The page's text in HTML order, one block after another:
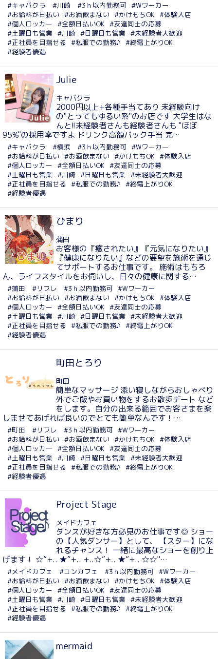
#キャバクラ #川崎 #3ｈ以内勤務可 #Wワーカー
#お給料が日払い #お酒飲まない #かけもちOK #体験入店
#個人ロッカー
#全額日払いOK #友達同士の応募
#土曜日も営業 #川崎 #日曜日も営業 #未経験者大歓迎
#正社員を目指せる #私服での勤務♪ #終電上がりOK
#経験者優遇
Julie
キャバクラ
2000円以上+各種手当てあり 未経験向け
の"とってもゆるい系"のお店です 大学生はな
んと!!未経験者さんも経験者さんも "ほぼ
95%"の採用率ですよ ドリンク高額バック手当 完…
#キャバクラ #横浜 #3ｈ以内勤務可 #Wワーカー
#お給料が日払い #お酒飲まない #かけもちOK #体験入店
#個人ロッカー
#全額日払いOK #友達同士の応募
#土曜日も営業 #川崎 #日曜日も営業 #未経験者大歓迎
#正社員を目指せる #私服での勤務♪ #終電上がりOK
#経験者優遇
ひまり
蒲田
お客様の『癒されたい』『元気になりたい』
『健康になりたい』などの要望を施術を通じ
てサポートするお仕事です。 施術はもちろ
ん、ライフスタイルをお伺いし、日々の健康に関する…
#蒲田 #リフレ #3ｈ以内勤務可 #Wワーカー
#お給料が日払い #お酒飲まない #かけもちOK #体験入店
#個人ロッカー
#全額日払いOK #友達同士の応募
#土曜日も営業 #川崎 #日曜日も営業 #未経験者大歓迎
#正社員を目指せる #私服での勤務♪ #終電上がりOK
#経験者優遇
町田とろり
町田
簡単なマッサージ 添い寝しながらおしゃべり
外でご飯やお買い物をするお散歩デート など
をします。自分の出来る範囲でお客さまを楽
しませてあげれば良いのでとても簡単なんです！…
#町田 #リフレ #3ｈ以内勤務可 #Wワーカー
#お給料が日払い #お酒飲まない #かけもちOK #体験入店
#個人ロッカー
#全額日払いOK #友達同士の応募
#土曜日も営業 #川崎 #日曜日も営業 #未経験者大歓迎
#正社員を目指せる #私服での勤務♪ #終電上がりOK
#経験者優遇
Project Stage
メイドカフェ
ダンスが好きな方必見のお仕事です◎ ショー
の【人気ダンサー】として、 【スター】にな
れるチャンス！ 一緒に最高なショーを創り上
げます！ ☆”+.. ★”+.. +..☆”+.. ★”+.. ☆☆"…
#メイドカフェ #コンカフェ #3ｈ以内勤務可 #Wワーカー
#お給料が日払い #お酒飲まない #かけもちOK #体験入店
#個人ロッカー
#全額日払いOK #友達同士の応募
#土曜日も営業 #川崎 #日曜日も営業 #未経験者大歓迎
#正社員を目指せる #私服での勤務♪ #終電上がりOK
#経験者優遇
mermaid